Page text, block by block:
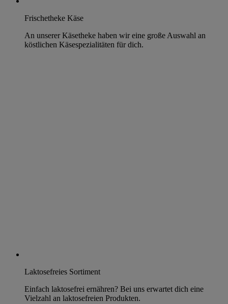
Frischetheke Käse
An unserer Käsetheke haben wir eine große Auswahl an
köstlichen Käsespezialitäten für dich.
Laktosefreies Sortiment
Einfach laktosefrei ernähren? Bei uns erwartet dich eine
Vielzahl an laktosefreien Produkten.